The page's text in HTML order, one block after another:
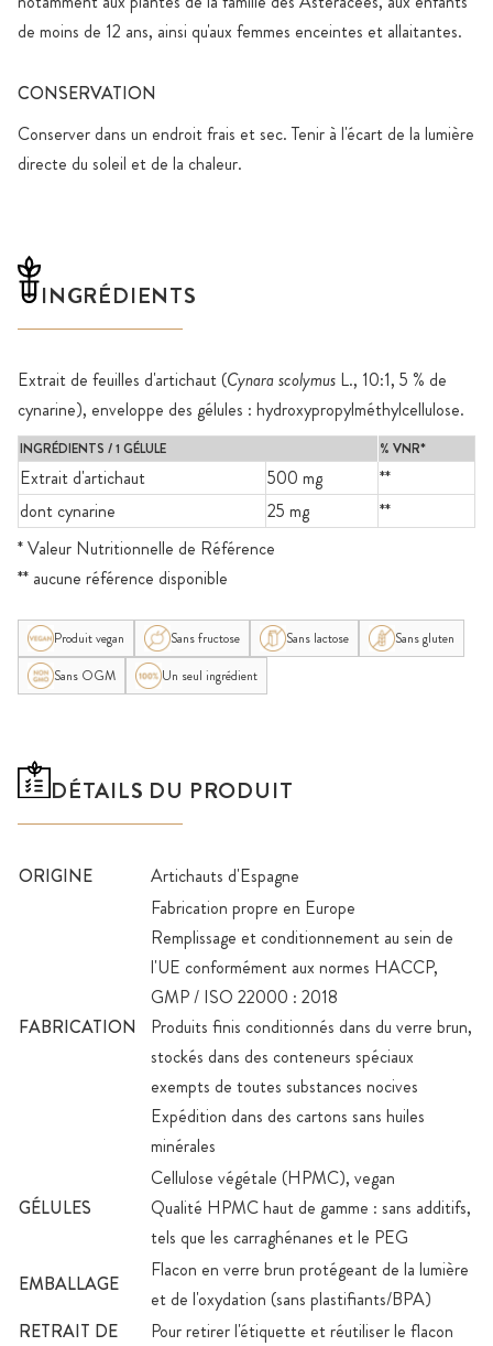
de moins de 12 ans, ainsi qu'aux femmes enceintes et allaitantes.
CONSERVATION
Conserver dans un endroit frais et sec. Tenir à l'écart de la lumière
directe du soleil et de la chaleur.
INGRÉDIENTS
Extrait de feuilles d'artichaut (Cynara scolymus L., 10:1, 5 % de
cynarine), enveloppe des gélules : hydroxypropylméthylcellulose.
INGRÉDIENTS / 1 GÉLULE % VNR*
Extrait d'artichaut 500 mg
**
dont cynarine
25 mg
**
* Valeur Nutritionnelle de Référence
** aucune référence disponible
Produit vegan Sans fructose Sans lactose
Sans gluten
Sans OGM
Un seul ingrédient
DÉTAILS DU PRODUIT
ORIGINE Artichauts d'Espagne
FABRICATION
Fabrication propre en Europe
Remplissage et conditionnement au sein de
l'UE conformément aux normes HACCP,
GMP / ISO 22000 : 2018
Produits finis conditionnés dans du verre brun,
stockés dans des conteneurs spéciaux
exempts de toutes substances nocives
Expédition dans des cartons sans huiles
minérales
GÉLULES
Cellulose végétale (HPMC), vegan
Qualité HPMC haut de gamme : sans additifs,
tels que les carraghénanes et le PEG
EMBALLAGE
Flacon en verre brun protégeant de la lumière
et de l'oxydation (sans plastifiants/BPA)
RETRAIT DE
Pour retirer l'étiquette et réutiliser le flacon